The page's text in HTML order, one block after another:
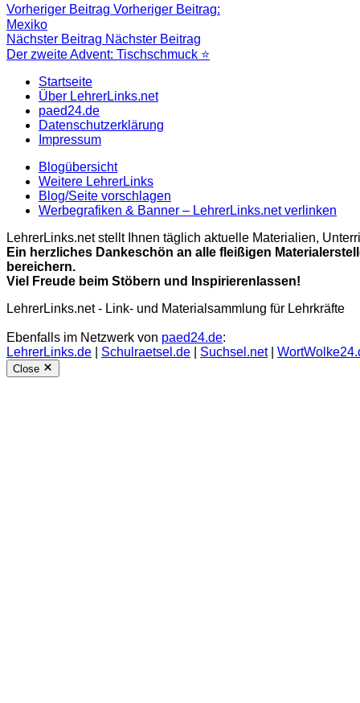
Vorheriger Beitrag Vorheriger Beitrag:
Mexiko
Nächster Beitrag Nächster Beitrag
Der zweite Advent: Tischschmuck ⭐️
Startseite
Über LehrerLinks.net
paed24.de
Datenschutzerklärung
Impressum
Blogübersicht
Weitere LehrerLinks
Blog/Seite vorschlagen
Werbegrafiken & Banner – LehrerLinks.net verlinken
LehrerLinks.net stellt Ihnen täglich aktuelle Materialien,
Ein herzliches Dankeschön an alle fleißigen
bereichern.
Viel Freude beim Stöbern und Inspirierenlassen!
LehrerLinks.net - Link- und Materialsammlung für Lehrkräfte
Ebenfalls im Netzwerk von paed24.de:
LehrerLinks.de
Schulraetsel.de Suchsel.net|
Close